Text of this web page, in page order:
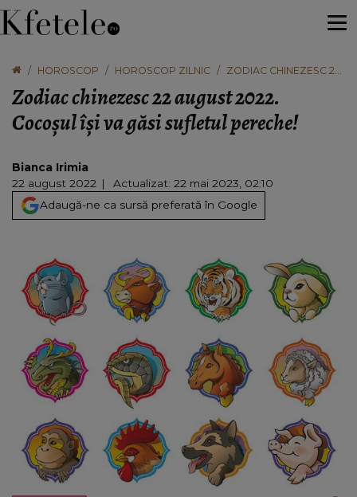
HOROSCOP HOROSCOP ZILNIC
ZODIAC CHINEZESC 22
COCOȘUL ÎȘI VA GĂSI
SUFLETUL PERECHE!
Zodiac chinezesc 22 august 2022.
Cocoșul își va găsi sufletul pereche!
Bianca Irimia
22 august 2022
Actualizat: 22 mai 2023, 02:10
Adaugă-ne ca sursă preferată în Google